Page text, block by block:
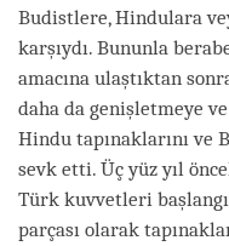
Budistlere, Hindulara
karşıydı. Bununla
amacına ulaştıktan
daha da genişletmeye
Hindu tapınaklarını ve
sevk etti. Üç yüz yıl
Türk kuvvetleri
parçası olarak